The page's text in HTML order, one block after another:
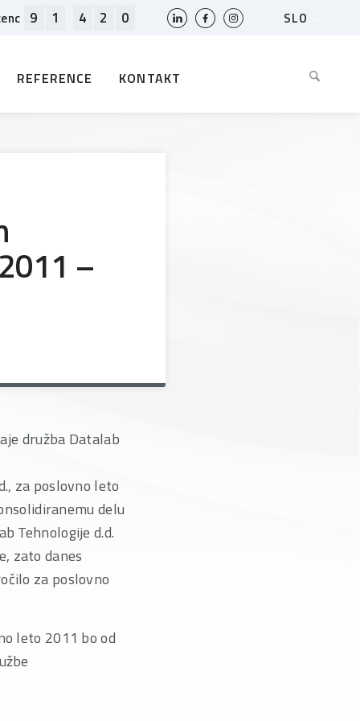
9 1 4 2 0
SLO
REFERENCE KONTAKT
–
družba Datalab
za poslovno leto
delu
Tehnologije d.d.
zato danes
za poslovno
leto 2011 bo od